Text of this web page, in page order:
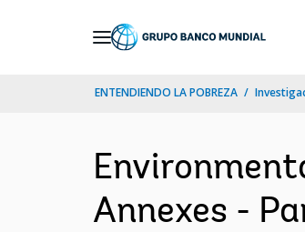
ENTENDIENDO LA POBREZA
Annexes -